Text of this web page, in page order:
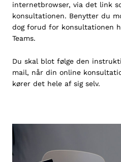
internetbrowser, via det link
konsultationen. Benytter du
dog forud for konsultationen
Teams.
Du skal blot følge den
mail, når din online
kører det hele af sig selv.